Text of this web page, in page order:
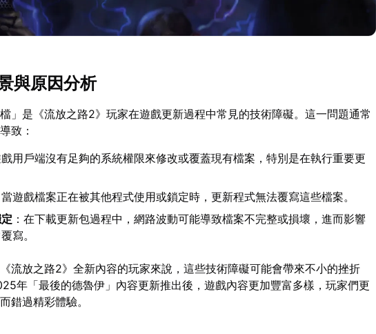
與原因分析
檔」是《流放之路2》玩家在遊戲更新過程中常見的技術障礙。這一問題通常
致：
戲用戶端沒有足夠的系統權限來修改或覆蓋現有檔案，特別是在執行重要更
當遊戲檔案正在被其他程式使用或鎖定時，更新程式無法覆寫這些檔案。
：在下載更新包過程中，網路波動可能導致檔案不完整或損壞，進而影響
寫。
流放之路2》全新內容的玩家來說，這些技術障礙可能會帶來不小的挫折
年「最後的德魯伊」內容更新推出後，遊戲內容更加豐富多樣，玩家們更
錯過精彩體驗。